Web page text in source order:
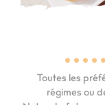
Toutes les
régimes ou